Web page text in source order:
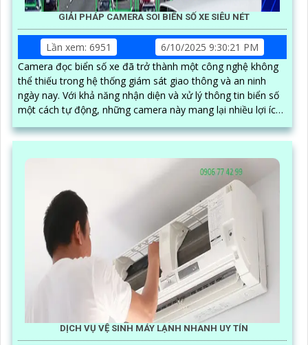
GIẢI PHÁP CAMERA SOI BIỂN SỐ XE SIÊU NÉT
Lần xem: 6951
6/10/2025 9:30:21 PM
Camera đọc biển số xe đã trở thành một công nghệ không
thể thiếu trong hệ thống giám sát giao thông và an ninh
ngày nay. Với khả năng nhận diện và xử lý thông tin biển số
một cách tự động, những camera này mang lại nhiều lợi ích
quả an ninh
DỊCH VỤ VỆ SINH MÁY LẠNH NHANH UY TÍN